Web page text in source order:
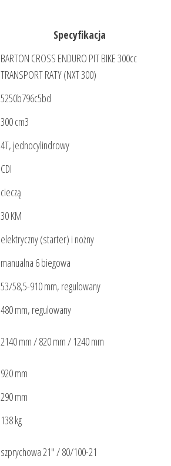
Specyfikacja
BARTON CROSS ENDURO PIT BIKE 300cc
TRANSPORT RATY (NXT 300)
5250b796c5bd
300 cm3
4T, jednocylindrowy
CDI
cieczą
30 KM
elektryczny (starter) i nożny
manualna 6 biegowa
53/58,5-910 mm, regulowany
480 mm, regulowany
2140 mm / 820 mm / 1240 mm
920 mm
290 mm
138 kg
szprychowa 21" / 80/100-21